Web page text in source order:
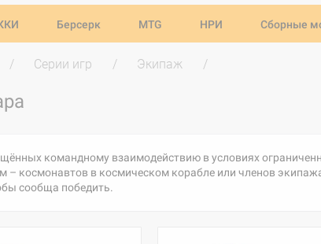
Берсерк MTG НРИ Сборные
Серии игр Экипаж
командному взаимодействию в условиях
– космонавтов в космическом корабле или членов
сообща победить.